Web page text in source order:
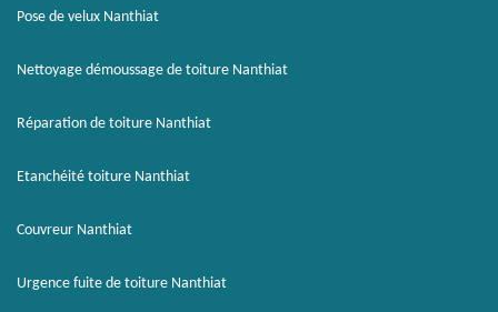
Pose de velux Nanthiat
Nettoyage démoussage de toiture Nanthiat
Réparation de toiture Nanthiat
Etanchéité toiture Nanthiat
Couvreur Nanthiat
Urgence fuite de toiture Nanthiat